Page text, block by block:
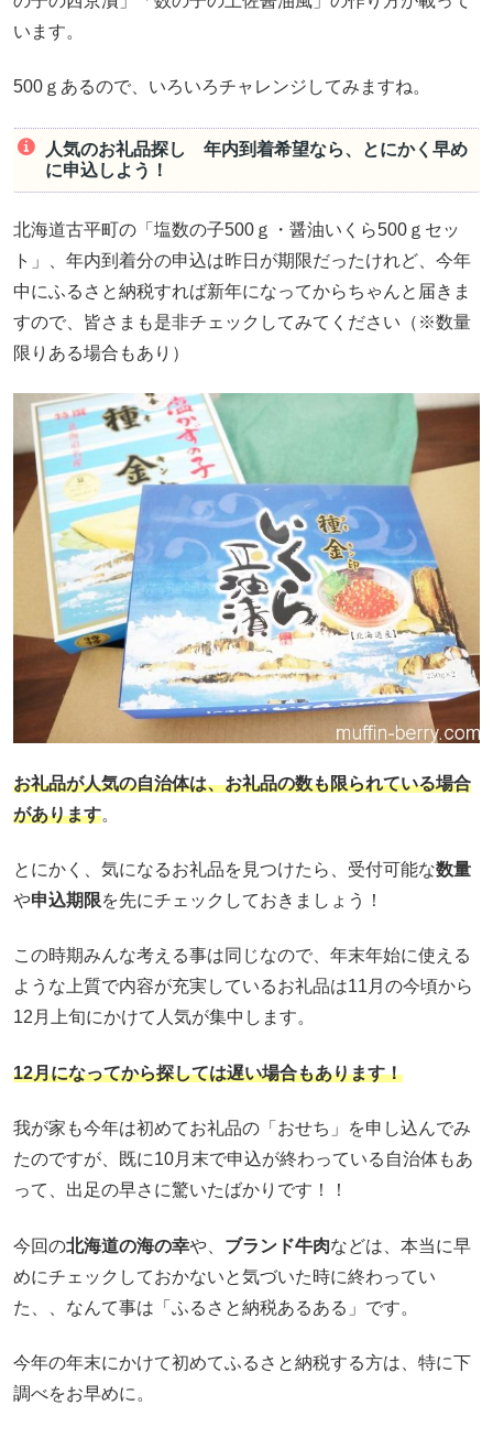
います。
500ｇあるので、いろいろチャレンジしてみますね。
人気のお礼品探し 年内到着希望なら、とにかく早め
に申込しよう！
北海道古平町の「塩数の子500ｇ・醤油いくら500ｇセッ
ト」、年内到着分の申込は昨日が期限だったけれど、今年
中にふるさと納税すれば新年になってからちゃんと届きま
すので、皆さまも是非チェックしてみてください（※数量
限りある場合もあり）
お礼品が人気の自治体は、お礼品の数も限られている場合
があります。
とにかく、気になるお礼品を見つけたら、受付可能な数量
や申込期限を先にチェックしておきましょう！
この時期みんな考える事は同じなので、年末年始に使える
ような上質で内容が充実しているお礼品は11月の今頃から
12月上旬にかけて人気が集中します。
12月になってから探しては遅い場合もあります！
我が家も今年は初めてお礼品の「おせち」を申し込んでみ
たのですが、既に10月末で申込が終わっている自治体もあ
って、出足の早さに驚いたばかりです！！
今回の北海道の海の幸や、 ブランド牛肉などは、本当に早
めにチェックしておかないと気づいた時に終わってい
た、、なんて事は「ふるさと納税あるある」です。
今年の年末にかけて初めてふるさと納税する方は、特に下
調べをお早めに。